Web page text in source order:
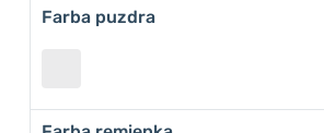
Farba puzdra